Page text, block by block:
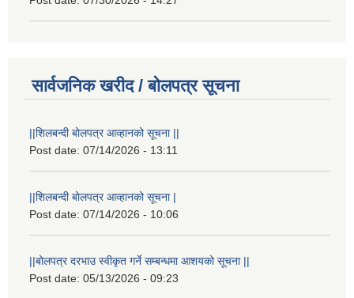
सार्वजनिक खरीद / बोलपत्र सूचना
||शिलबन्दी बोलपत्र आव्हानको सूचना ||
Post date: 07/14/2026 - 13:11
||शिलबन्दी बोलपत्र आव्हानको सूचना |
Post date: 07/14/2026 - 10:06
||बोलपत्र दरभाउ स्वीकृत गर्ने सम्बन्धमा आशयको सूचना ||
Post date: 05/13/2026 - 09:23